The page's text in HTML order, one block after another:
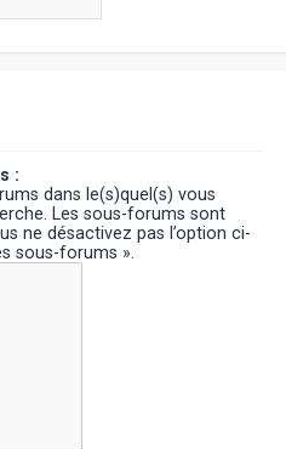
:
dans le(s)quel(s) vous
Les sous-forums sont
ne désactivez pas l’option ci-
sous-forums ».